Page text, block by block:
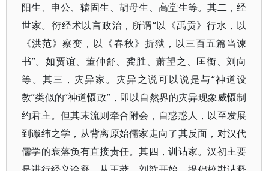
阳生、申公、辕固生、胡母生、高堂生等。其二，经
世家。衍经术以言政治，所谓“以《禹贡》行水，以
《洪范》察变，以《春秋》折狱，以三百五篇当谏
书”。如贾谊、董仲舒、龚胜、萧望之、匡衡、刘向
等。其三，灾异家。灾异之说可以说是与“神道设
教”类似的“神道慑政”，即以自然界的灾异现象威慑制
约君主。但其末流则牵合附会，自惑惑人，以至发展
到谶纬之学，从背离原始儒家走向了其反面，对汉代
儒学的衰落负有直接责任。其四，训诂家。汉初主要